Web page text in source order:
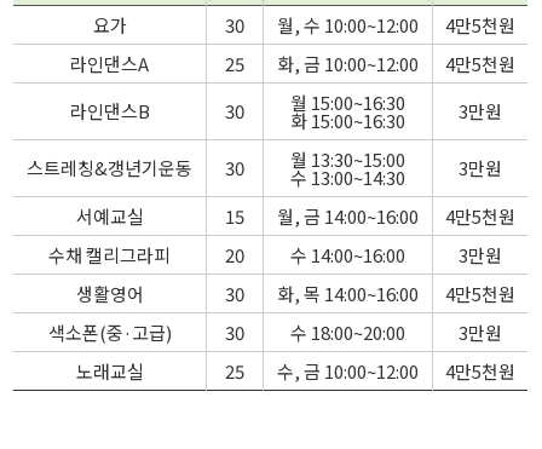
요가
30 월, 수 10:00~12:00
4만5천원
라인댄스A
25 화, 금 10:00~12:00
4만5천원
라인댄스B
30 월 15:00~16:30
화 15:00~16:30 3만원
스트레칭&갱년기운동 30 월 13:30~15:00
수 13:00~14:30
3만원
서예교실
15 월, 금 14:00~16:00
4만5천원
수채 캘리그라피
20 수 14:00~16:00
3만원
생활영어
30 화, 목 14:00~16:00
4만5천원
색소폰(중·고급)
30 수 18:00~20:00
3만원
노래교실
25 수, 금 10:00~12:00 4만5천원